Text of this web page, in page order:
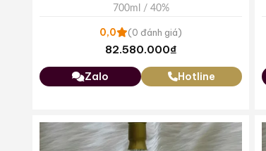
700ml / 40%
0,0 (0 đánh giá)
82.580.000₫
Zalo Hotline